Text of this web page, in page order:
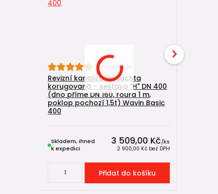
4 hodnocení
Revizní kanalizační šachta
korugovaná - sestava "H" DN 400
(dno přímé DN 160, roura 1 m,
poklop pochozí 1,5t) Wavin Basic
400
3 509,00 Kč/ks
2 900,00 Kč bez DPH
Skladem, ihned
k expedici
Přidat do košíku